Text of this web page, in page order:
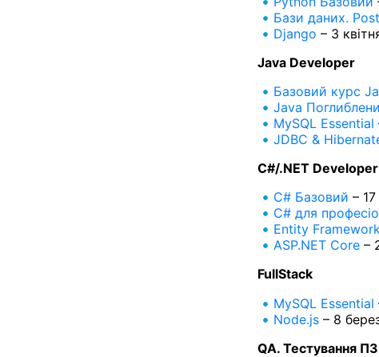
Бази даних.
Django – 3
Java Developer
Базовий курс
Java
MySQL Essential
JDBC &
C#/.NET Developer
C# Базовий –
C# для
Entity
ASP.NET Core –
FullStack
MySQL Essential
Node.js – 8
QA. Тестування ПЗ